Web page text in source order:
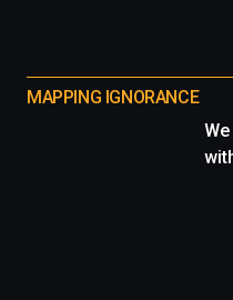
MAPPING IGNORANCE